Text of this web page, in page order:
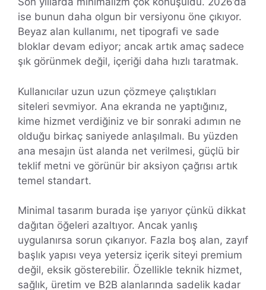
ise bunun daha olgun bir versiyonu öne çıkıyor.
Beyaz alan kullanımı, net tipografi ve sade
bloklar devam ediyor; ancak artık amaç sadece
şık görünmek değil, içeriği daha hızlı taratmak.
Kullanıcılar uzun uzun çözmeye çalıştıkları
siteleri sevmiyor. Ana ekranda ne yaptığınız,
kime hizmet verdiğiniz ve bir sonraki adımın ne
olduğu birkaç saniyede anlaşılmalı. Bu yüzden
ana mesajın üst alanda net verilmesi, güçlü bir
teklif metni ve görünür bir aksiyon çağrısı artık
temel standart.
Minimal tasarım burada işe yarıyor çünkü dikkat
dağıtan öğeleri azaltıyor. Ancak yanlış
uygulanırsa sorun çıkarıyor. Fazla boş alan, zayıf
başlık yapısı veya yetersiz içerik siteyi premium
değil, eksik gösterebilir. Özellikle teknik hizmet,
sağlık, üretim ve B2B alanlarında sadelik kadar